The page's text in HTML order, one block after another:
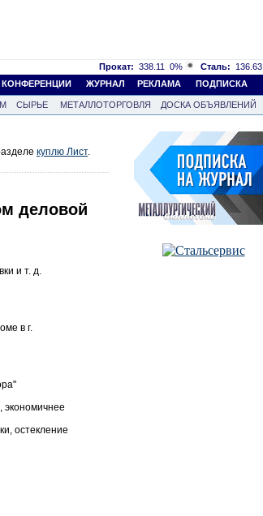
Прокат: 338.11 0% Сталь: 136.63
ЖУРНАЛ РЕКЛАМА ПОДПИСКА
СЫРЬЕ МЕТАЛЛОТОРГОВЛЯ
ДОСКА ОБЪЯВЛЕНИЙ
куплю Лист.
деловой
и т. д.
в г.
экономичнее
остекление